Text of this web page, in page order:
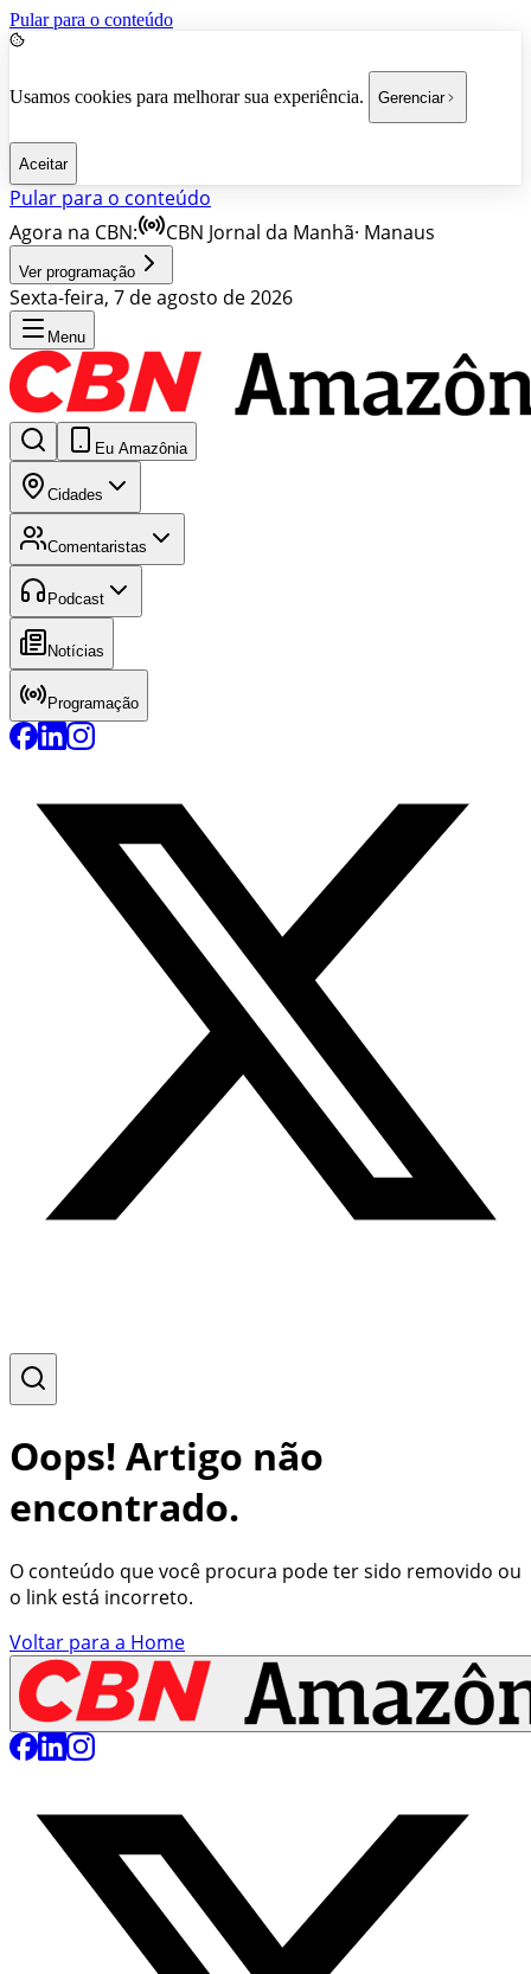
Pular para o conteúdo
Usamos cookies para melhorar sua experiência. Gerenciar
Aceitar
Pular para o conteúdo
Agora na CBN:
CBN Jornal da Manhã· Manaus
Ver programação
Sexta-feira, 7 de agosto de 2026
Menu
Eu Amazônia
Cidades
Comentaristas
Podcast
Notícias
Programação
Oops! Artigo não
encontrado.
O conteúdo que você procura pode ter sido removido ou
o link está incorreto.
Voltar para a Home